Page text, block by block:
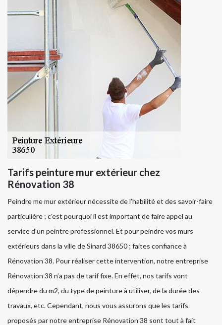
Tarifs peinture mur extérieur chez
Rénovation 38
Peindre me mur extérieur nécessite de l’habilité et des savoir-faire
particulière ; c’est pourquoi il est important de faire appel au
service d’un peintre professionnel. Et pour peindre vos murs
extérieurs dans la ville de Sinard 38650 ; faites confiance à
Rénovation 38. Pour réaliser cette intervention, notre entreprise
Rénovation 38 n’a pas de tarif fixe. En effet, nos tarifs vont
dépendre du m2, du type de peinture à utiliser, de la durée des
travaux, etc. Cependant, nous vous assurons que les tarifs
proposés par notre entreprise Rénovation 38 sont tout à fait